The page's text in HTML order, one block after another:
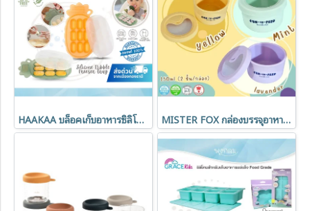
HAAKAA บล็อคเก็บอาหารซิลิโคน Silicone Nibble Freezer Tray MISTER FOX กล่องบรรจุอาหารซิลิโคน พร้อมฝาปิด ขนาด 150ml.